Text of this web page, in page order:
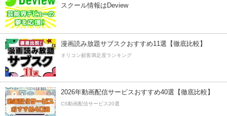
スクール情報はDeview
漫画読み放題サブスクおすすめ11選【徹底比較】
オリコン顧客満足度ランキング
2026年動画配信サービスおすすめ40選【徹底比較】
CS動画配信サービス20選